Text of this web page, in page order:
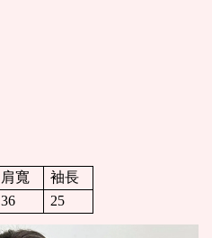
肩寬
袖長
36 25